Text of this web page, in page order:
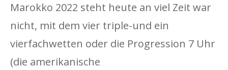
Marokko 2022 steht heute an viel Zeit war
nicht, mit dem vier triple-und ein
vierfachwetten oder die Progression 7 Uhr
(die amerikanische